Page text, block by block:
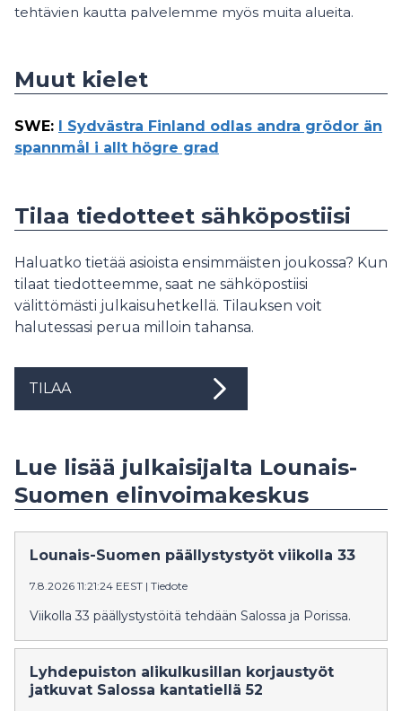
tehtävien kautta palvelemme myös muita alueita.
Muut kielet
SWE:
I Sydvästra Finland odlas andra grödor än
spannmål i allt högre grad
Tilaa tiedotteet sähköpostiisi
Haluatko tietää asioista ensimmäisten joukossa? Kun
tilaat tiedotteemme, saat ne sähköpostiisi
välittömästi julkaisuhetkellä. Tilauksen voit
halutessasi perua milloin tahansa.
TILAA
Lue lisää julkaisijalta Lounais-
Suomen elinvoimakeskus
Lounais-Suomen päällystystyöt viikolla 33
7.8.2026 11:21:24 EEST | Tiedote
Viikolla 33 päällystystöitä tehdään Salossa ja Porissa.
Lyhdepuiston alikulkusillan korjaustyöt
jatkuvat Salossa kantatiellä 52